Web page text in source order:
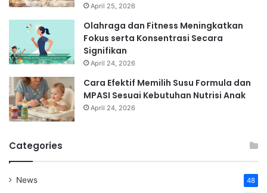
April 25, 2026
Olahraga dan Fitness Meningkatkan
Fokus serta Konsentrasi Secara
Signifikan
April 24, 2026
Cara Efektif Memilih Susu Formula dan
MPASI Sesuai Kebutuhan Nutrisi Anak
April 24, 2026
Categories
News 48